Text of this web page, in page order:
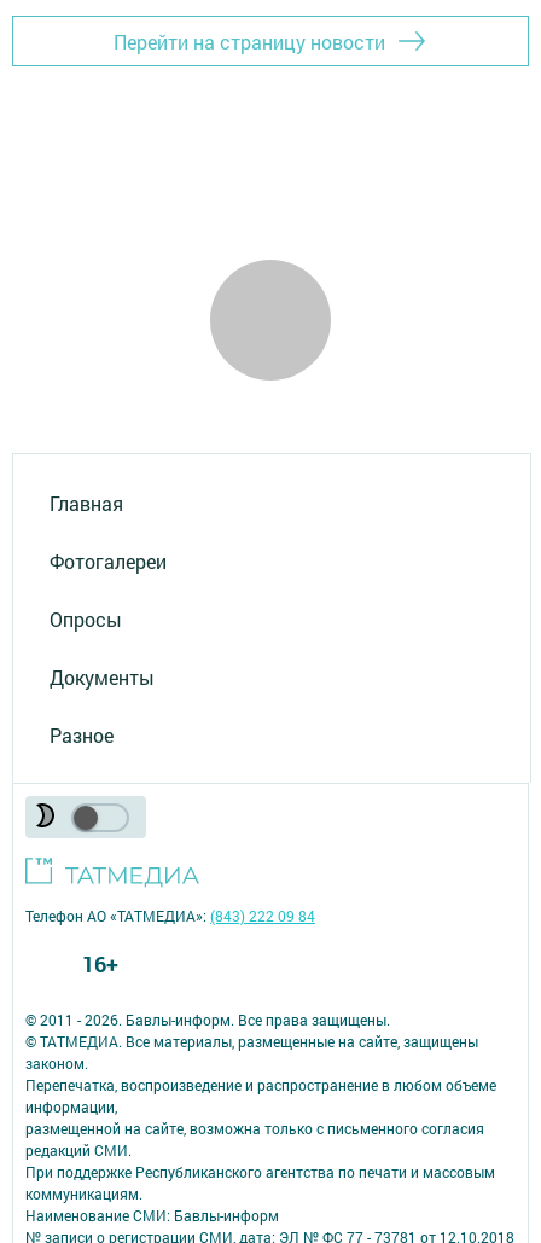
Перейти на страницу новости
Главная
Фотогалереи
Опросы
Документы
Разное
© 2011 - 2026. Бавлы-информ. Все права защищены.
© ТАТМЕДИА. Все материалы, размещенные на сайте, защищены
законом.
Перепечатка, воспроизведение и распространение в любом объеме
информации,
размещенной на сайте, возможна только с письменного согласия
редакций СМИ.
При поддержке Республиканского агентства по печати и массовым
коммуникациям.
Наименование СМИ: Бавлы-информ
№ записи о регистрации СМИ, дата: ЭЛ № ФС 77 - 73781 от 12.10.2018
Телефон АО «ТАТМЕДИА»:(843) 222 09 84
16+